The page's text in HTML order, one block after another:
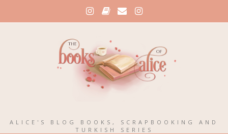
ALICE'S BLOG BOOKS, SCRAPBOOKING AND
TURKISH SERIES